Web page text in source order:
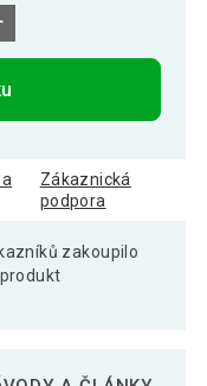
Zákaznická
podpora
zakoupilo